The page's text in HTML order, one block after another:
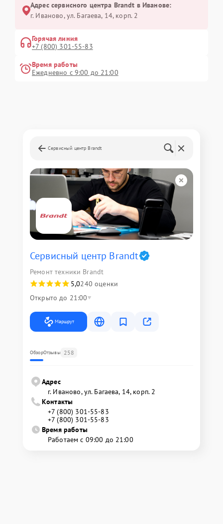
Адрес сервисного центра Brandt в Иванове:
г. Иваново, ул. Багаева, 14, корп. 2
Горячая линия
+7 (800) 301-55-83
Время работы
Ежедневно с 9:00 до 21:00
Сервисный центр Brandt
Сервисный центр Brandt
Ремонт техники Brandt
5,0240 оценки
Открыто до 21:00
Маршрут
ОбзорОтзывы 258
Адрес
г. Иваново, ул. Багаева, 14, корп. 2
Контакты
+7 (800) 301-55-83
+7 (800) 301-55-83
Время работы
Работаем с 09:00 до 21:00